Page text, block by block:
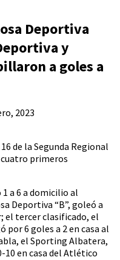
Deportiva
y
a goles a
2023
de la Segunda Regional
primeros
1 a 6 a domicilio al
Deportiva “B”, goleó a
el tercer clasificado, el
6 goles a 2 en casa al
el Sporting Albatera,
en casa del Atlético